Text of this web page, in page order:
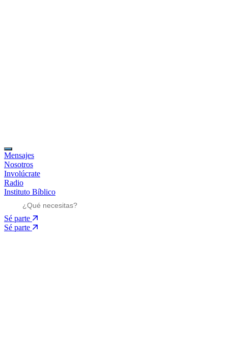
Mensajes
Nosotros
Involúcrate
Radio
Instituto Bíblico
Sé parte
Sé parte